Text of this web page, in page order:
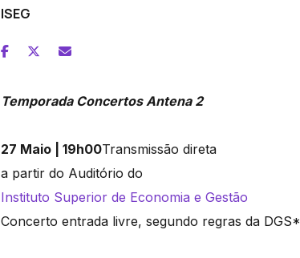
ISEG
Temporada Concertos Antena 2
27 Maio | 19h00Transmissão direta
a partir do Auditório do
Instituto Superior de Economia e Gestão
Concerto entrada livre, segundo regras da DGS*